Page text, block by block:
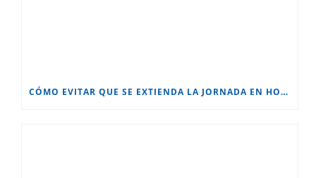
CÓMO EVITAR QUE SE EXTIENDA LA JORNADA EN HOME OFFICE